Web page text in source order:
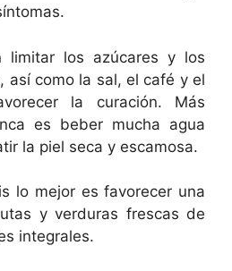
limitar los azúcares y los
así como la sal, el café y el
la curación. Más
es beber mucha agua
la piel seca y escamosa.
lo mejor es favorecer una
y verduras frescas de
integrales.